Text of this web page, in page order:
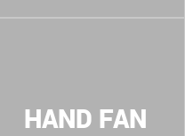
HAND FAN